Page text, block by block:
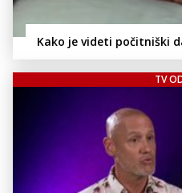
Kako je videti počitniški
TV